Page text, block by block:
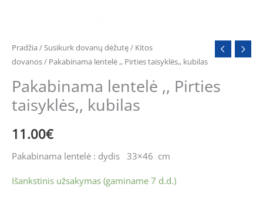
Pradžia /Susikurk dovanų dėžutę/ Kitos
dovanos/ Pakabinama lentelė ,, Pirties taisyklės,, kubilas
Pakabinama lentelė ,, Pirties
taisyklės,, kubilas
11.00€
Pakabinama lentelė : dydis 33×46 cm
Išankstinis užsakymas (gaminame 7 d.d.)